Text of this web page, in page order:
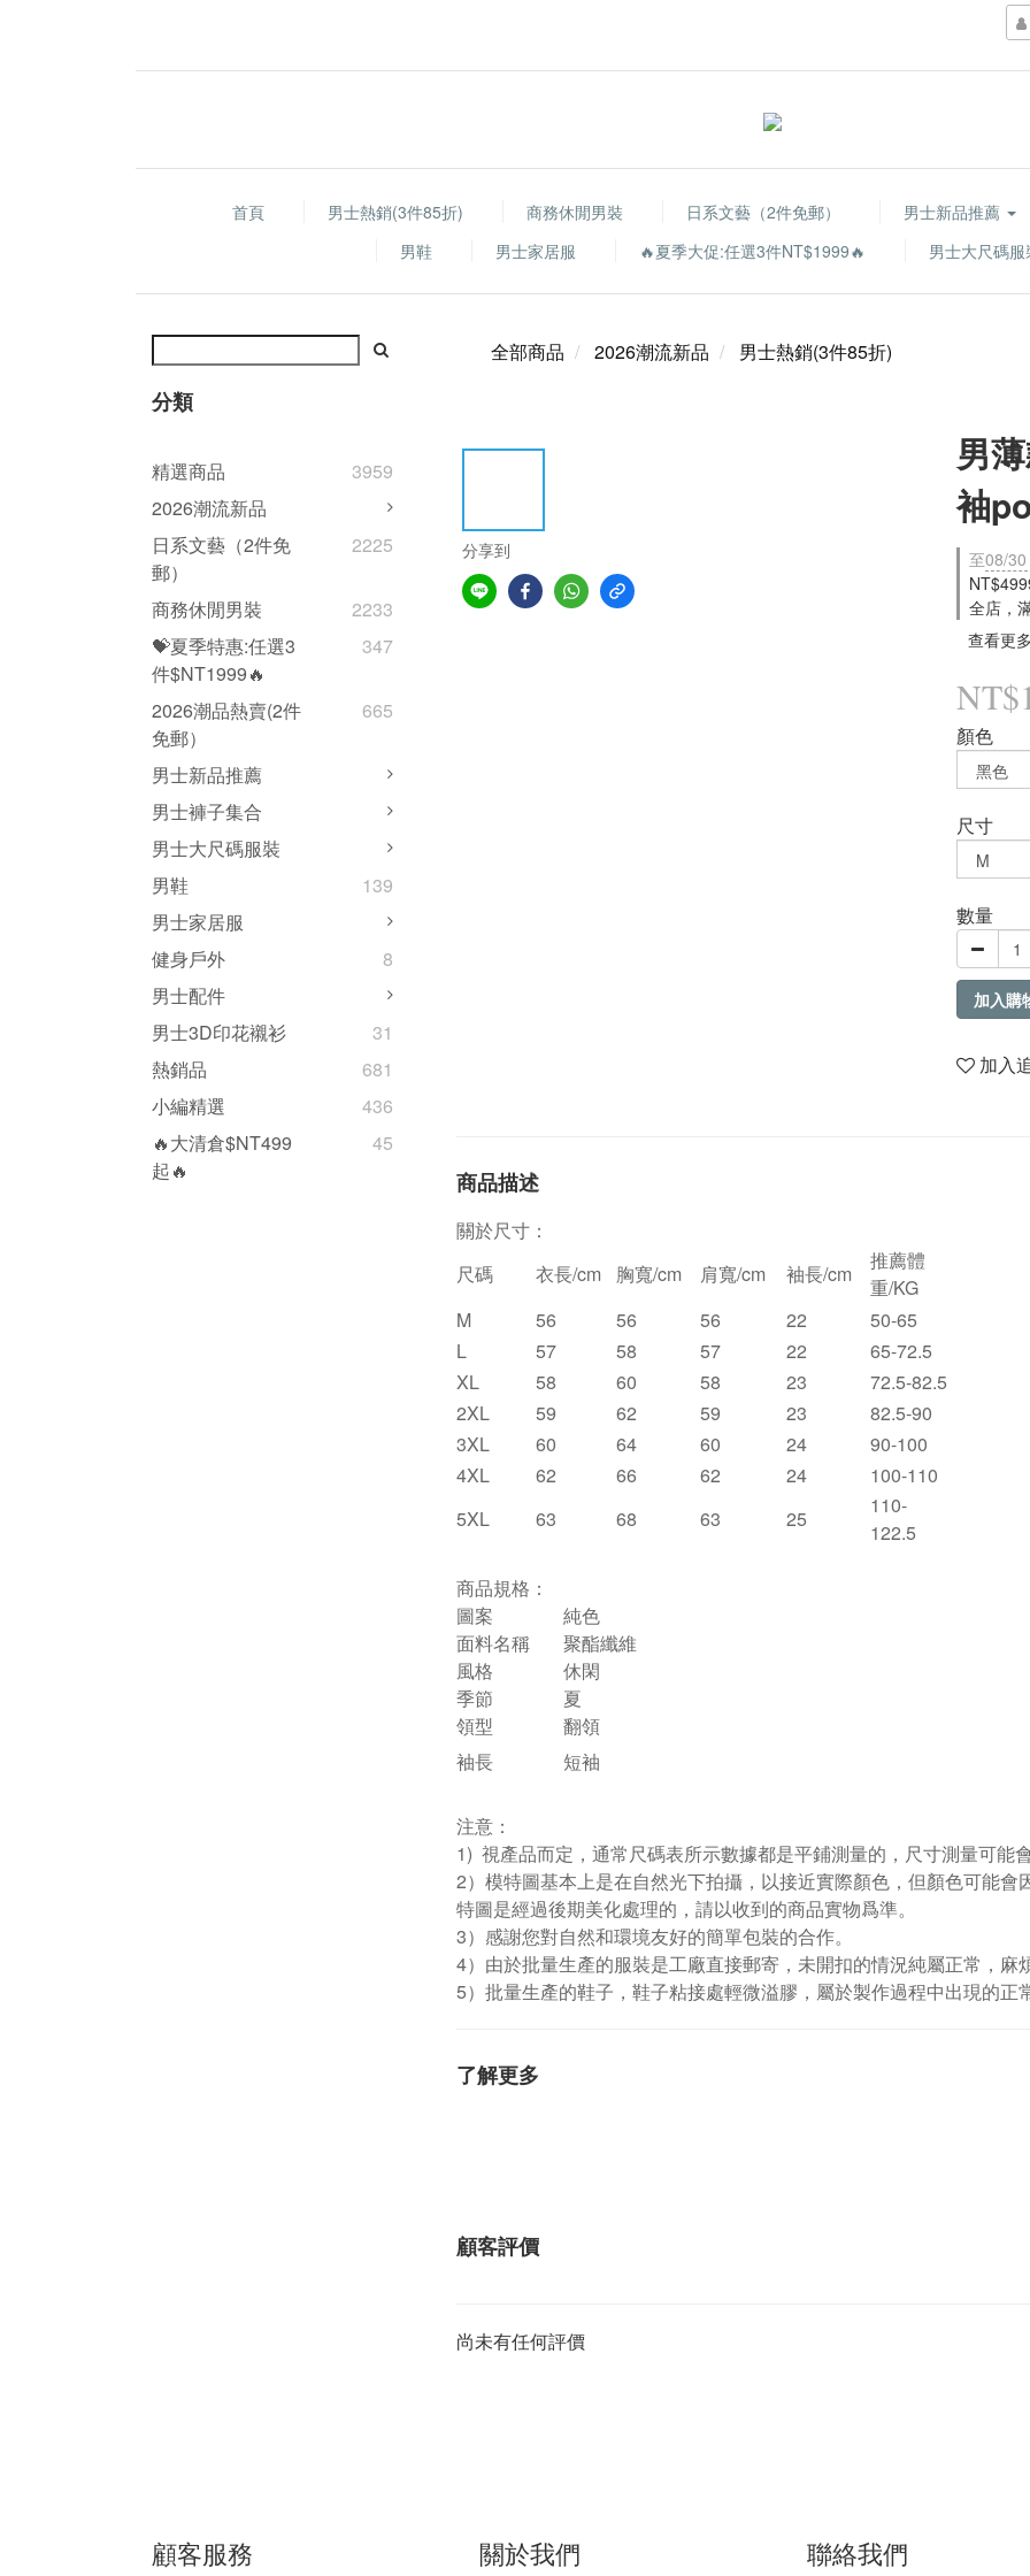
首頁 男士熱銷(3件85折) 商務休閒男裝 日系文藝（2件免郵）
男士新品推薦
男鞋
男士家居服 🔥夏季大促:任選3件NT$1999🔥 男士大尺碼服
分類
精選商品
3959
2026潮流新品
日系文藝（2件免
郵）
2225
商務休閒男裝
2233
💝夏季特惠:任選3
件$NT1999🔥
347
2026潮品熱賣(2件
免郵）
665
男士新品推薦
男士褲子集合
男士大尺碼服裝
男鞋
139
男士家居服
健身戶外
8
男士配件
男士3D印花襯衫
31
熱銷品
681
小編精選
436
🔥大清倉$NT499
起🔥
45
全部商品 2026潮流新品 男士熱銷(3件85折)
分享到
男
袖
至08/
全店，
查看更
顏色
尺寸
數量
加入購
加入
商品描述
關於尺寸：
尺碼
衣長/cm 胸寬/cm 肩寬/cm 袖長/cm
推薦體
重/KG
M
56 56 56 22
50-65
L
57 58 57 22
65-72.5
XL
58 60 58 23
72.5-82.5
2XL
59 62 59 23
82.5-90
3XL
60 64 60 24
90-100
4XL
62 66 62 24
100-110
5XL
63 68 63 25
110-
122.5
商品規格：
圖案
純色
面料名稱
聚酯纖維
風格
休閑
季節
夏
領型
翻領
袖長
短袖
注意：
1) 視產品而定，通常尺碼表所示數據都是平鋪測量的，尺寸測量可能
2）模特圖基本上是在自然光下拍攝，以接近實際顏色，但顏色可能
特圖是經過後期美化處理的，請以收到的商品實物爲準。
3）感謝您對自然和環境友好的簡單包裝的合作。
4）由於批量生產的服裝是工廠直接郵寄，未開扣的情況純屬正常，麻
5）批量生產的鞋子，鞋子粘接處輕微溢膠，屬於製作過程中出現的
了解更多
顧客評價
尚未有任何評價
顧客服務 關於我們 聯絡我們